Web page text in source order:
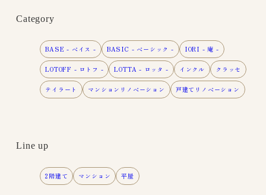
Category
BASE - ベイス - BASIC - ベーシック - IORI - 庵 -
LOTOFF - ロトフ - LOTTA - ロッタ - インクル クラッセ
テイラート マンションリノベーション 戸建てリノベーション
Line up
2階建て マンション 平屋